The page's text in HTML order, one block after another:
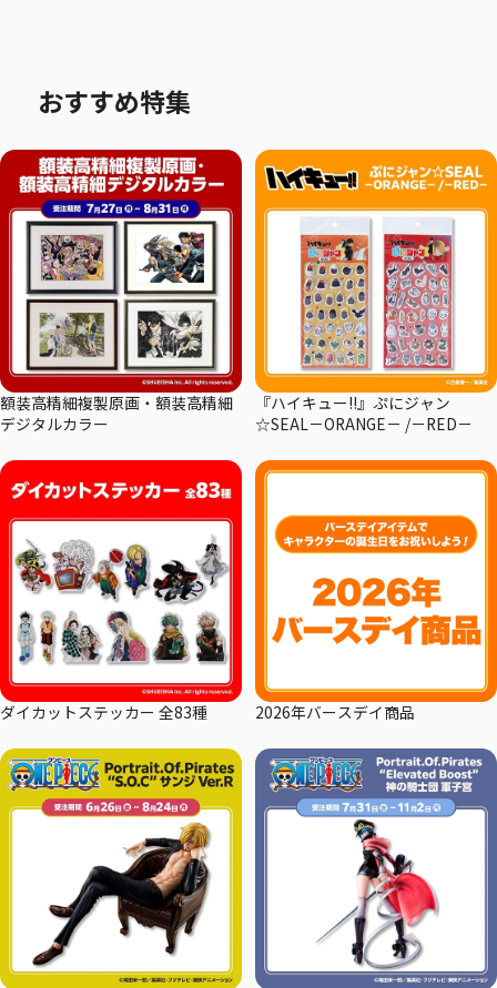
おすすめ特集
額装高精細複製原画・額装高精細
デジタルカラー
『ハイキュー!!』ぷにジャン
☆SEAL－ORANGE－ /－RED－
ダイカットステッカー 全83種 2026年バースデイ商品